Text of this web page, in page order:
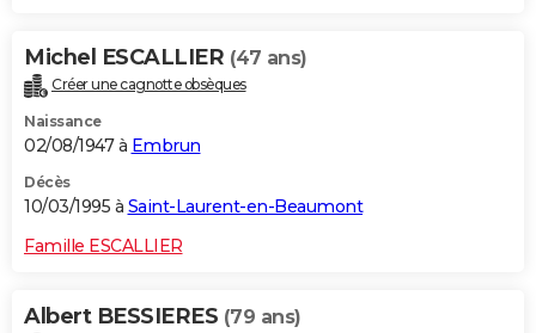
Michel ESCALLIER (47 ans)
Créer une cagnotte obsèques
Naissance
02/08/1947 à Embrun
Décès
10/03/1995 à Saint-Laurent-en-Beaumont
Famille ESCALLIER
Albert BESSIERES (79 ans)